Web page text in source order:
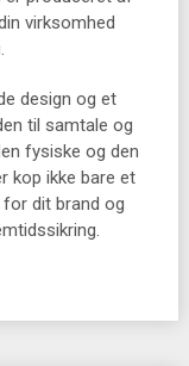
virksomhed
design og et
til samtale og
fysiske og den
kop ikke bare et
dit brand og